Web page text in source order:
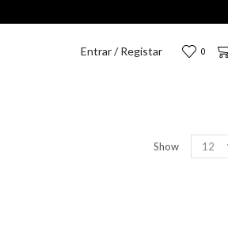
Entrar / Registar 0
Show